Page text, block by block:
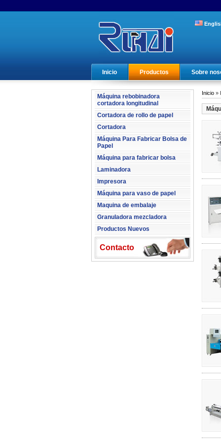
Inicio Productos Sobre
Máquina rebobinadora
cortadora longitudinal
Cortadora de rollo de papel
Cortadora
Máquina Para Fabricar Bolsa de
Papel
Máquina para fabricar bolsa
Laminadora
Impresora
Máquina para vaso de papel
Maquina de embalaje
Granuladora mezcladora
Productos Nuevos
Contacto
Inicio »